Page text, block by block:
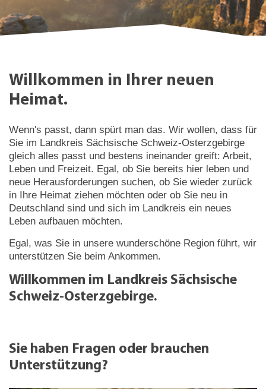
Willkommen in Ihrer neuen
Heimat.
Wenn's passt, dann spürt man das. Wir wollen, dass für
Sie im Landkreis Sächsische Schweiz-Osterzgebirge
gleich alles passt und bestens ineinander greift: Arbeit,
Leben und Freizeit. Egal, ob Sie bereits hier leben und
neue Herausforderungen suchen, ob Sie wieder zurück
in Ihre Heimat ziehen möchten oder ob Sie neu in
Deutschland sind und sich im Landkreis ein neues
Leben aufbauen möchten.
Egal, was Sie in unsere wunderschöne Region führt, wir
unterstützen Sie beim Ankommen.
Willkommen im Landkreis Sächsische
Schweiz-Osterzgebirge.
Sie haben Fragen oder brauchen
Unterstützung?